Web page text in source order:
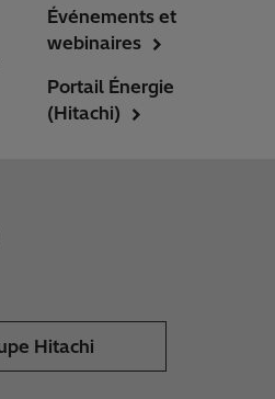
Événements et
webinaires
Portail Énergie
(Hitachi)
Hitachi